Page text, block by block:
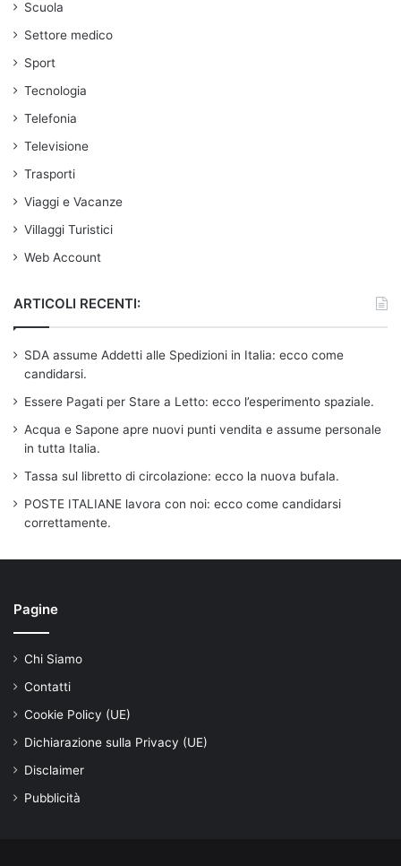
Scuola
Settore medico
Sport
Tecnologia
Telefonia
Televisione
Trasporti
Viaggi e Vacanze
Villaggi Turistici
Web Account
ARTICOLI RECENTI:
SDA assume Addetti alle Spedizioni in Italia: ecco come
candidarsi.
Essere Pagati per Stare a Letto: ecco l’esperimento spaziale.
Acqua e Sapone apre nuovi punti vendita e assume personale
in tutta Italia.
Tassa sul libretto di circolazione: ecco la nuova bufala.
POSTE ITALIANE lavora con noi: ecco come candidarsi
correttamente.
Pagine
Chi Siamo
Contatti
Cookie Policy (UE)
Dichiarazione sulla Privacy (UE)
Disclaimer
Pubblicità